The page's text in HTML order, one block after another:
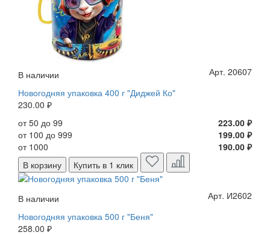
В наличии
Арт. 20607
Новогодняя упаковка 400 г "Диджей Ко"
230.00 ₽
от 50 до 99
223.00 ₽
от 100 до 999
199.00 ₽
от 1000
190.00 ₽
В корзину
Купить в 1 клик
В наличии
Арт. И2602
Новогодняя упаковка 500 г "Беня"
258.00 ₽